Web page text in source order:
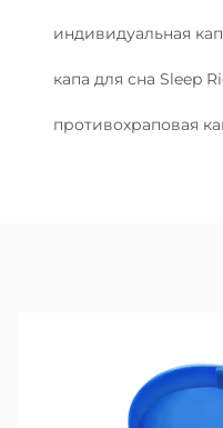
индивидуальная
капа для сна Sleep
противохраповая